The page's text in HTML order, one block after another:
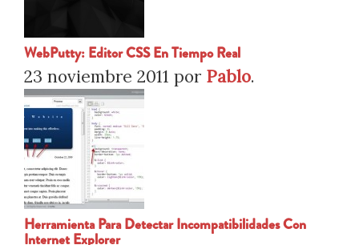
WebPutty: Editor CSS En Tiempo Real
23 noviembre 2011 por Pablo.
Herramienta Para Detectar Incompatibilidades Con
Internet Explorer